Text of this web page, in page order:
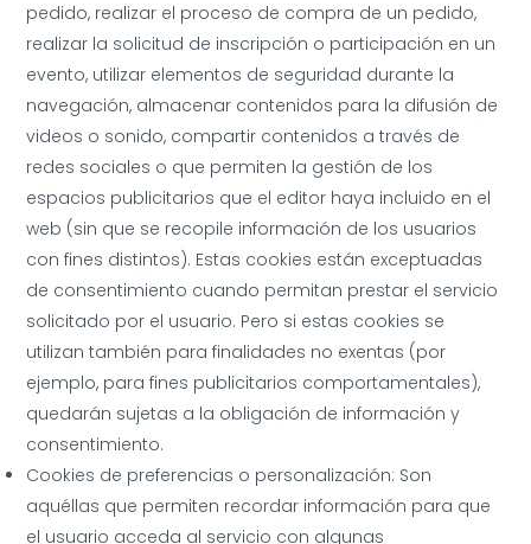
pedido, realizar el proceso de compra de un pedido,
realizar la solicitud de inscripción o participación en un
evento, utilizar elementos de seguridad durante la
navegación, almacenar contenidos para la difusión de
videos o sonido, compartir contenidos a través de
redes sociales o que permiten la gestión de los
espacios publicitarios que el editor haya incluido en el
web (sin que se recopile información de los usuarios
con fines distintos). Estas cookies están exceptuadas
de consentimiento cuando permitan prestar el servicio
solicitado por el usuario. Pero si estas cookies se
utilizan también para finalidades no exentas (por
ejemplo, para fines publicitarios comportamentales),
quedarán sujetas a la obligación de información y
consentimiento.
Cookies de preferencias o personalización: Son
aquéllas que permiten recordar información para que
el usuario acceda al servicio con algunas